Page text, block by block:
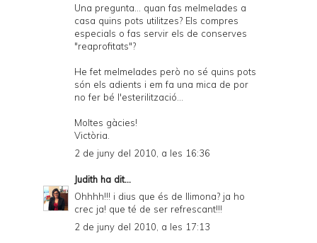
Una pregunta... quan fas melmelades a
casa quins pots utilitzes? Els compres
especials o fas servir els de conserves
"reaprofitats"?
He fet melmelades però no sé quins pots
són els adients i em fa una mica de por
no fer bé l'esterilització...
Moltes gàcies!
Victòria.
2 de juny del 2010, a les 16:36
Judith ha dit...
Ohhhh!!! i dius que és de llimona? ja ho
crec ja! que té de ser refrescant!!!
2 de juny del 2010, a les 17:13